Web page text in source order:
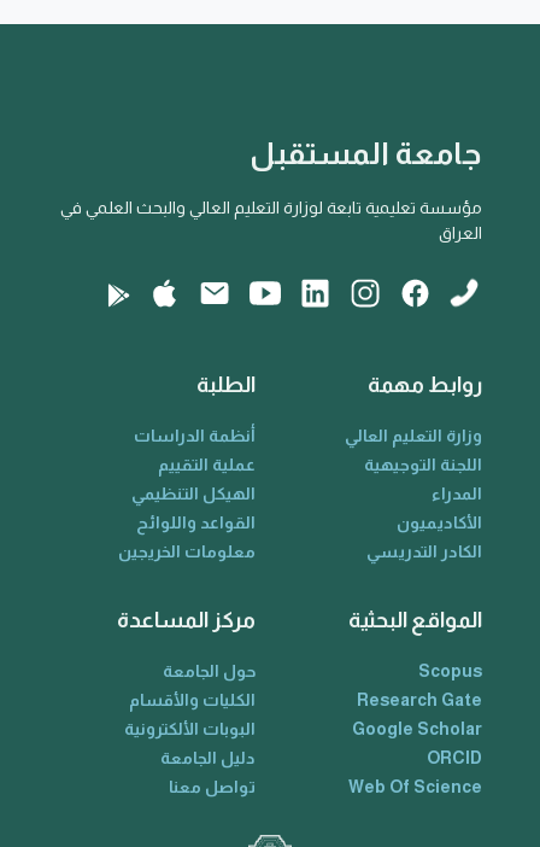
جامعة المستقبل
مؤسسة تعليمية تابعة لوزارة التعليم العالي والبحث العلمي في
العراق
روابط مهمة
وزارة التعليم العالي
اللجنة التوجيهية
المدراء
الأكاديميون
الكادر التدريسي
الطلبة
أنظمة الدراسات
عملية التقييم
الهيكل التنظيمي
القواعد واللوائح
معلومات الخريجين
المواقع البحثية
Scopus
Research Gate
Google Scholar
ORCID
Web Of Science
مركز المساعدة
حول الجامعة
الكليات والأقسام
البوبات الألكترونية
دليل الجامعة
تواصل معنا